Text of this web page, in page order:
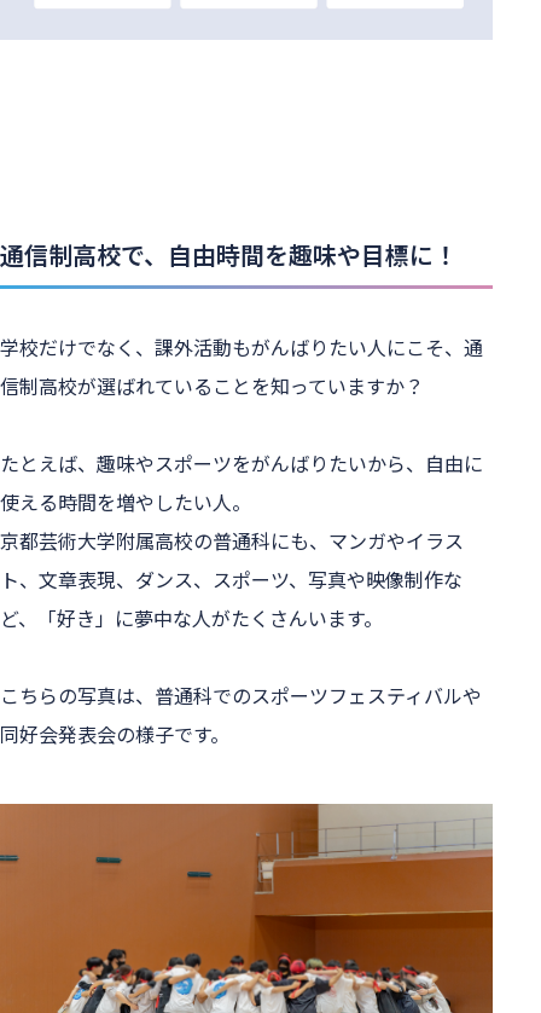
通信制高校で、自由時間を趣味や目標に！
学校だけでなく、課外活動もがんばりたい人にこそ、通
信制高校が選ばれていることを知っていますか？
たとえば、趣味やスポーツをがんばりたいから、自由に
使える時間を増やしたい人。
京都芸術大学附属高校の普通科にも、マンガやイラス
ト、文章表現、ダンス、スポーツ、写真や映像制作な
ど、「好き」に夢中な人がたくさんいます。
こちらの写真は、普通科でのスポーツフェスティバルや
同好会発表会の様子です。